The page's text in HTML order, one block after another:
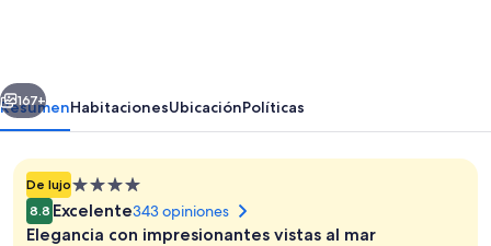
by
Totalstay
Siguiente
167+
ResumenHabitacionesUbicaciónPolíticas
De lujoPropiedad
de
4.0
8.8 Excelente343 opiniones
Elegancia con impresionantes vistas al mar